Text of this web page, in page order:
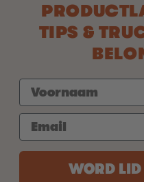
TIPS &
WORD LID